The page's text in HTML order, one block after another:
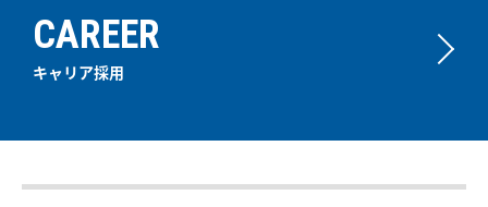
CAREER
キャリア採用